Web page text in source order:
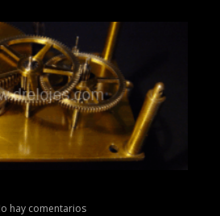
hay comentarios